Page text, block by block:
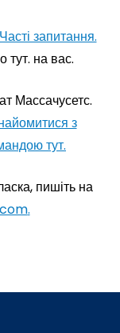
Часті запитання.
тут. на вас.
Массачусетс.
з
тут.
пишіть на
.